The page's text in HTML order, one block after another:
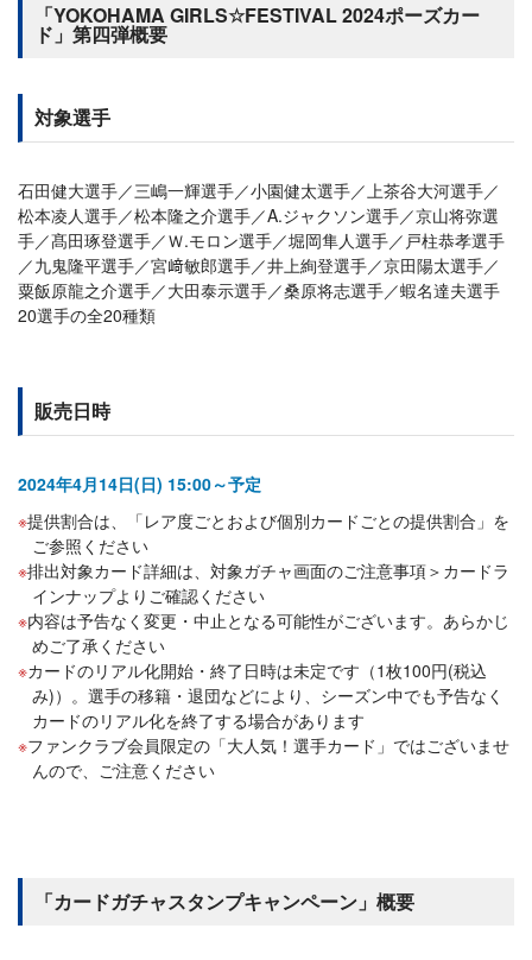
「YOKOHAMA GIRLS☆FESTIVAL 2024ポーズカー
ド」第四弾概要
対象選手
石田健大選手／三嶋一輝選手／小園健太選手／上茶谷大河選手／
松本凌人選手／松本隆之介選手／A.ジャクソン選手／京山将弥選
手／髙田琢登選手／Ｗ.モロン選手／堀岡隼人選手／戸柱恭孝選手
／九鬼隆平選手／宮﨑敏郎選手／井上絢登選手／京田陽太選手／
粟飯原龍之介選手／大田泰示選手／桑原将志選手／蝦名達夫選手
20選手の全20種類
販売日時
2024年4月14日(日) 15:00～予定
提供割合は、「レア度ごとおよび個別カードごとの提供割合」を
ご参照ください
排出対象カード詳細は、対象ガチャ画面のご注意事項＞カードラ
インナップよりご確認ください
内容は予告なく変更・中止となる可能性がございます。あらかじ
めご了承ください
カードのリアル化開始・終了日時は未定です（1枚100円(税込
み)）。選手の移籍・退団などにより、シーズン中でも予告なく
カードのリアル化を終了する場合があります
ファンクラブ会員限定の「大人気！選手カード」ではございませ
んので、ご注意ください
「カードガチャスタンプキャンペーン」概要